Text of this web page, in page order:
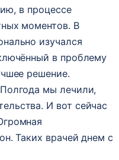
в процессе
моментов. В
изучался
в проблему
решение.
мы лечили,
И вот сейчас
Таких врачей днем с